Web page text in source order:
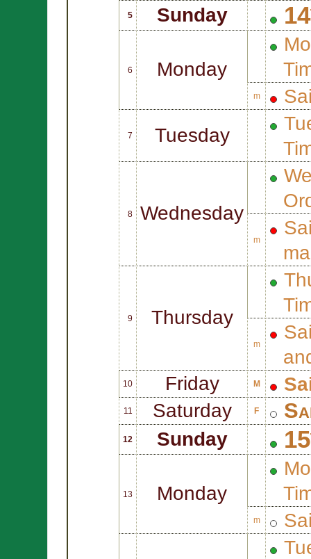
5 Sunday
6 Monday
m
7 Tuesday
8 Wednesday
m
9 Thursday
m
10 Friday M
11 Saturday F
12 Sunday
13 Monday
m